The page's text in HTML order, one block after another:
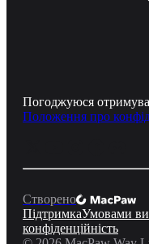
Погоджуюся
Положення про
Створено
ПідтримкаУмовами
конфіденційність